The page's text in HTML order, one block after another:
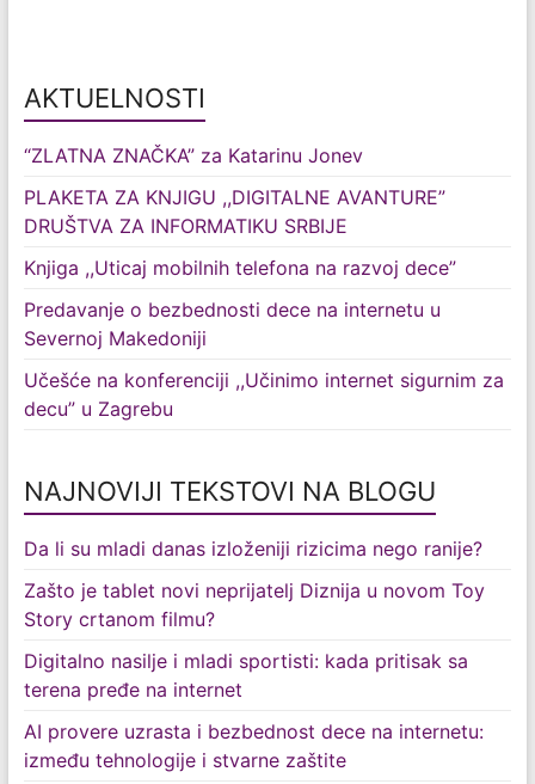
AKTUELNOSTI
“ZLATNA ZNAČKA” za Katarinu Jonev
PLAKETA ZA KNJIGU ,,DIGITALNE AVANTURE”
DRUŠTVA ZA INFORMATIKU SRBIJE
Knjiga ,,Uticaj mobilnih telefona na razvoj dece”
Predavanje o bezbednosti dece na internetu u
Severnoj Makedoniji
Učešće na konferenciji ,,Učinimo internet sigurnim za
decu” u Zagrebu
NAJNOVIJI TEKSTOVI NA BLOGU
Da li su mladi danas izloženiji rizicima nego ranije?
Zašto je tablet novi neprijatelj Diznija u novom Toy
Story crtanom filmu?
Digitalno nasilje i mladi sportisti: kada pritisak sa
terena pređe na internet
AI provere uzrasta i bezbednost dece na internetu:
između tehnologije i stvarne zaštite